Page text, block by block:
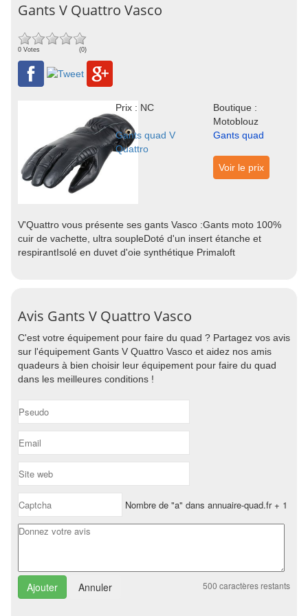
Gants V Quattro Vasco
0 Votes (0)
Prix : NC
Boutique :
Motoblouz
Gants quad V
Quattro
Gants quad
Voir le prix
V'Quattro vous présente ses gants Vasco :Gants moto 100%
cuir de vachette, ultra soupleDoté d'un insert étanche et
respirantIsolé en duvet d'oie synthétique Primaloft
Avis Gants V Quattro Vasco
C'est votre équipement pour faire du quad ? Partagez vos avis
sur l'équipement Gants V Quattro Vasco et aidez nos amis
quadeurs à bien choisir leur équipement pour faire du quad
dans les meilleures conditions !
Nombre de "a" dans annuaire-quad.fr + 1
Annuler 500 caractères restants